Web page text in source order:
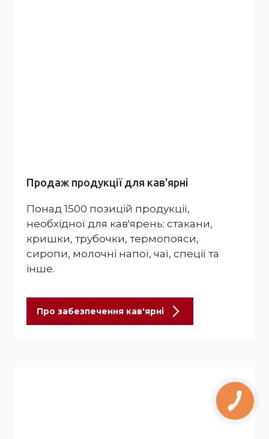
Продаж продукції для кав'ярні
Понад 1500 позицій продукції,
необхідної для кав'ярень: стакани,
кришки, трубочки, термопояси,
сиропи, молочні напої, чаї, спеції та
інше.
Про забезпечення кав'ярні